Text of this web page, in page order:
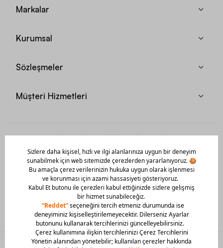
Markalar
Kurumsal
Sözleşmeler
Müşteri Hizmetleri
Mobil Uygulamamızı Hemen İndir!